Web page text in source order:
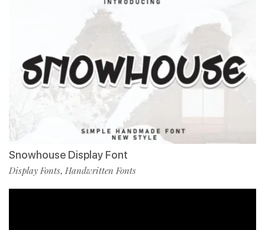
Snowhouse Display Font
Display Fonts, Handwritten Fonts